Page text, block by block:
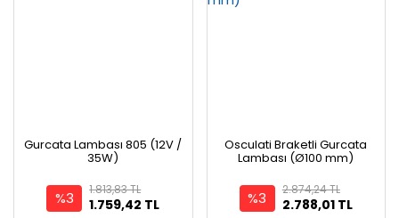
Gurcata Lambası 805 (12V /
35W)
%3 1.759,42 TL
1.813,83 TL
Osculati Braketli Gurcata
Lambası (Ø100 mm)
%3 2.788,01 TL
2.874,24 TL